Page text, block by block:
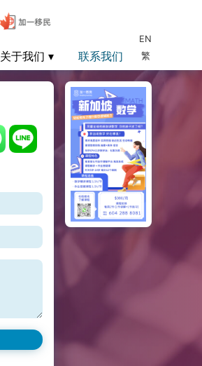
关于我们 联系我们
EN
繁